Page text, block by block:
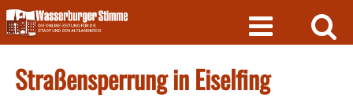
Skip
to
content
Straßensperrung in Eiselfing